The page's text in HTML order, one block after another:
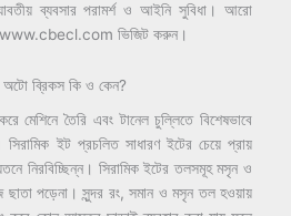
ব্যবসার পরামর্শ ও আইনি সুবিধা। আরো
www.cbecl.com ভিজিট করুন।
অটো ব্রিকস কি ও কেন?
মেশিনে তৈরি এবং টানেল চুল্লিতে বিশেষভাবে
ইট প্রচলিত সাধারণ ইটের চেয়ে প্রায়
নিরবিচ্ছিন্ন। সিরামিক ইটের তলসমূহ মসৃন ও
পড়েনা। সুন্দর রং, সমান ও মসৃন তল হওয়ায়